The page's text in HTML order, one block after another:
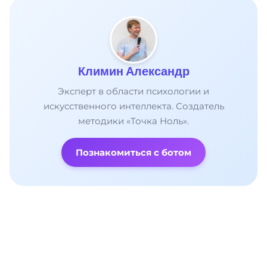
Климин Александр
Эксперт в области психологии и
искусственного интеллекта. Создатель
методики «Точка Ноль».
Познакомиться с ботом